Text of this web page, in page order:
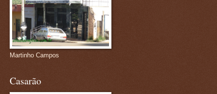
Martinho Campos
Casarão